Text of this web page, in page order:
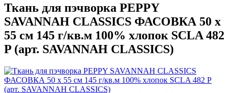
Ткань для пэчворка PEPPY
SAVANNAH CLASSICS ФАСОВКА 50 x
55 см 145 г/кв.м 100% хлопок SCLA 482
P (арт. SAVANNAH CLASSICS)